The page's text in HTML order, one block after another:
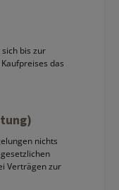
bis zur
das
nichts
Verträgen zur